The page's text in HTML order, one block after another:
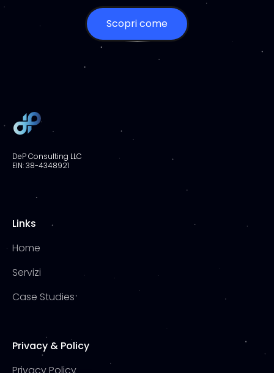
Scopri come
DeP Consulting LLC
EIN:38-4348921
Links
Home
Servizi
Case Studies
Privacy & Policy